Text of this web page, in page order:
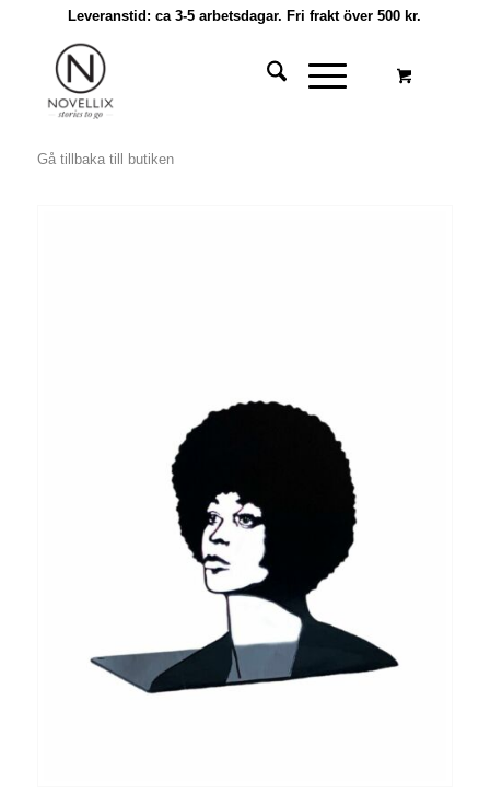
Leveranstid: ca 3-5 arbetsdagar. Fri frakt över 500 kr.
Gå tillbaka till butiken